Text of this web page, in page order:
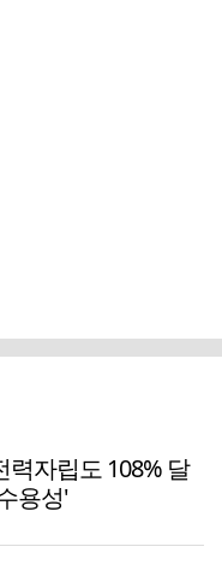
력자립도 108% 달
용성'